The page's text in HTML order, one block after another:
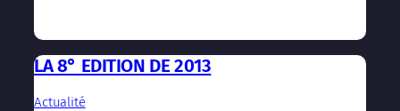
LA 8° EDITION DE 2013
Actualité